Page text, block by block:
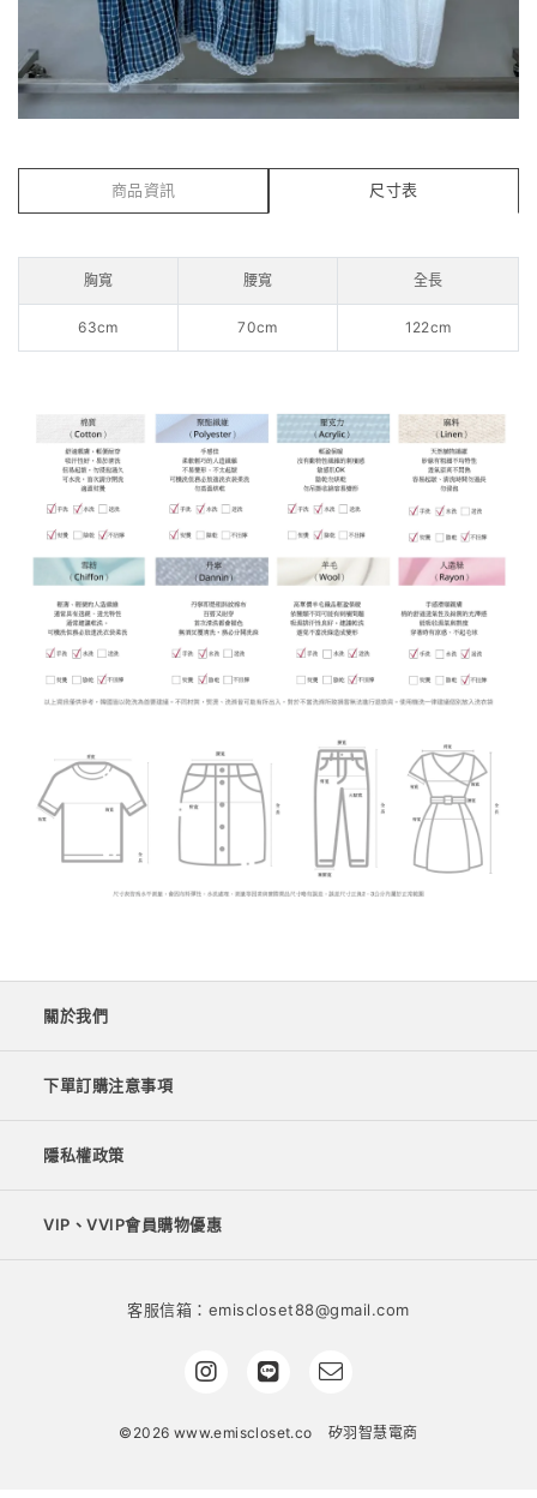
商品資訊 尺寸表
胸寬 腰寬 全長
63cm 70cm 122cm
關於我們
下單訂購注意事項
隱私權政策
VIP、VVIP會員購物優惠
客服信箱：emiscloset88@gmail.com
©2026 www.emiscloset.co 矽羽智慧電商